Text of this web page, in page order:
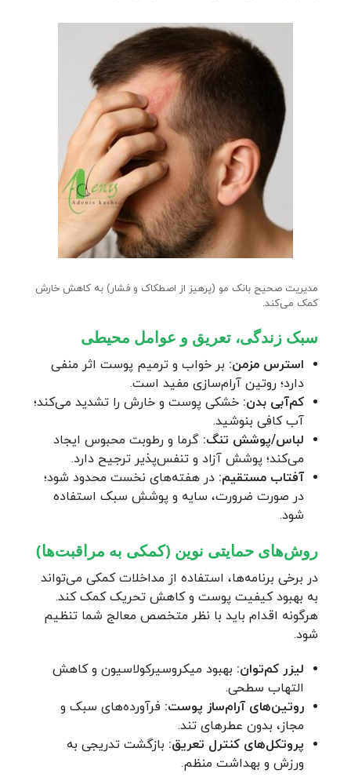
مدیریت صحیح بانک مو (پرهیز از اصطکاک و فشار) به کاهش خارش
کمک می‌کند.
سبک زندگی، تعریق و عوامل محیطی
استرس مزمن: بر خواب و ترمیم پوست اثر منفی
دارد؛ روتین آرام‌سازی مفید است.
کم‌آبی بدن: خشکی پوست و خارش را تشدید می‌کند؛
آب کافی بنوشید.
لباس/پوشش تنگ: گرما و رطوبت محبوس ایجاد
می‌کند؛ پوشش آزاد و تنفس‌پذیر ترجیح دارد.
آفتاب مستقیم: در هفته‌های نخست محدود شود؛
در صورت ضرورت، سایه و پوشش سبک استفاده
شود.
روش‌های حمایتی نوین (کمکی به مراقبت‌ها)
در برخی برنامه‌ها، استفاده از مداخلات کمکی می‌تواند
به بهبود کیفیت پوست و کاهش تحریک کمک کند.
هرگونه اقدام باید با نظر متخصص معالج شما تنظیم
شود.
لیزر کم‌توان: بهبود میکروسیرکولاسیون و کاهش
التهاب سطحی.
روتین‌های آرام‌ساز پوست: فرآورده‌های سبک و
مجاز، بدون عطرهای تند.
پروتکل‌های کنترل تعریق: بازگشت تدریجی به
ورزش و بهداشت منظم.